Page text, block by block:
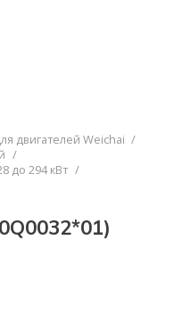
двигателей Weichai /
/
до 294 кВт /